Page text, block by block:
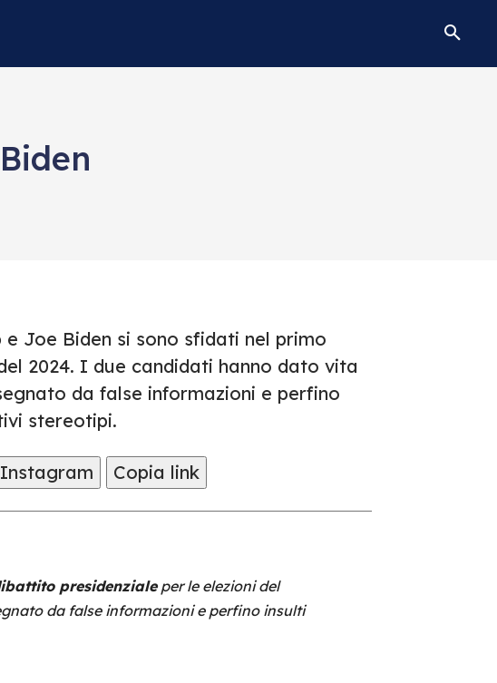
Joe Biden si sono sfidati nel primo
2024. I due candidati hanno dato vita
da false informazioni e perfino
stereotipi.
Instagram Copia link
presidenzialeper le elezioni del
da false informazioni e perfino insulti